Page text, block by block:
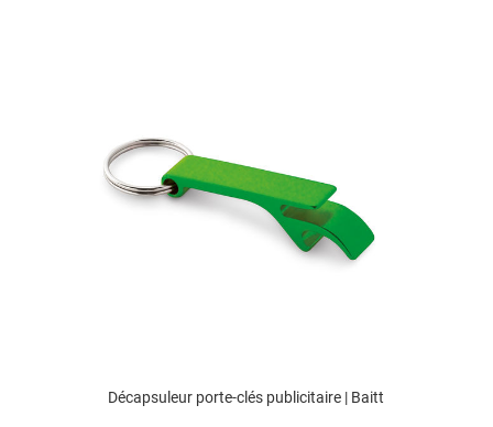
Décapsuleur porte-clés publicitaire | Baitt